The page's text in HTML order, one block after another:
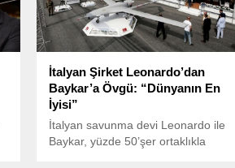
İtalyan Şirket Leonardo’dan
Baykar’a Övgü: “Dünyanın En
İyisi”
İtalyan savunma devi Leonardo ile
Baykar, yüzde 50’şer ortaklıkla